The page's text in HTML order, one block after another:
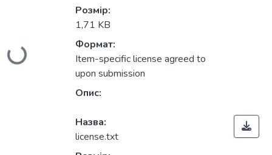
Вантажиться...
Розмір:
1,71 KB
Формат:
Item-specific license agreed to
upon submission
Опис:
Назва:
license.txt